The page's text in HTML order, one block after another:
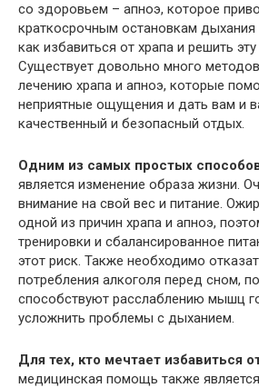
со здоровьем – апноэ, которое
краткосрочным остановкам
как избавиться от храпа и решить
Существует довольно много
лечению храпа и апноэ, которые
неприятные ощущения и дать вам и
качественный и безопасный отдых.
Одним из самых простых
является изменение образа жизни.
внимание на свой вес и питание.
одной из причин храпа и апноэ,
тренировки и сбалансированное
этот риск. Также необходимо
потребления алкоголя перед сном,
способствуют расслаблению мышц
усложнить проблемы с дыханием.
Для тех, кто мечтает избавиться
медицинская помощь также